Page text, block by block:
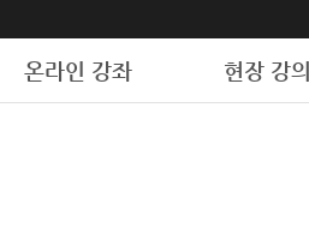
온라인 강좌 현장 강의